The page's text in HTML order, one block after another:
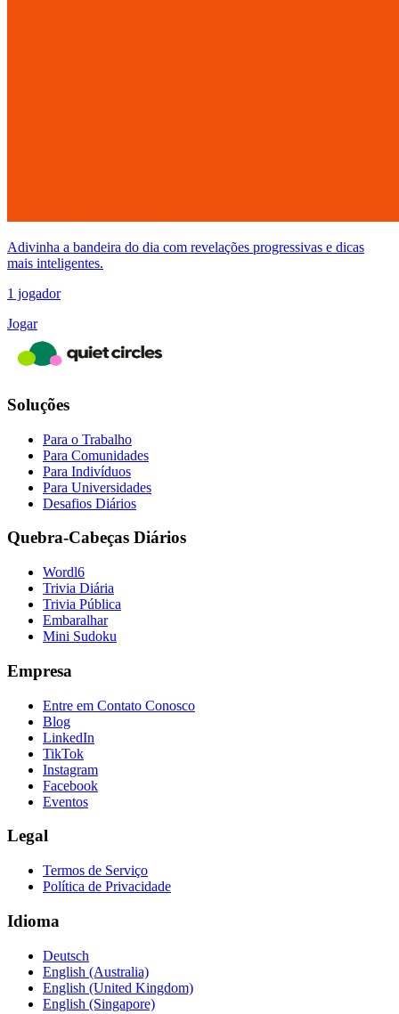
Adivinha a bandeira do dia com revelações progressivas e dicas
mais inteligentes.
1 jogador
Jogar
Soluções
Para o Trabalho
Para Comunidades
Para Indivíduos
Para Universidades
Desafios Diários
Quebra-Cabeças Diários
Wordl6
Trivia Diária
Trivia Pública
Embaralhar
Mini Sudoku
Empresa
Entre em Contato Conosco
Blog
LinkedIn
TikTok
Instagram
Facebook
Eventos
Legal
Termos de Serviço
Política de Privacidade
Idioma
Deutsch
English (Australia)
English (United Kingdom)
English (Singapore)